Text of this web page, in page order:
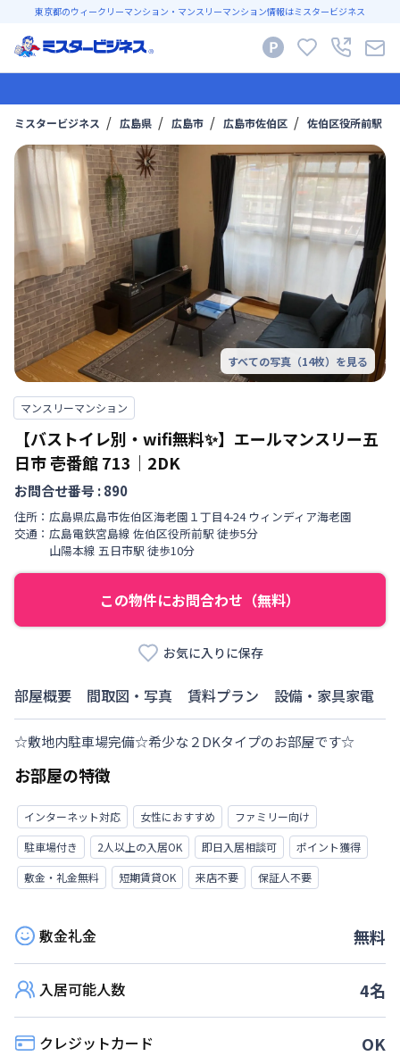
東京都のウィークリーマンション・マンスリーマンション情報はミスタービジネス
ミスタービジネス 広島県 広島市 広島市佐伯区 佐伯区役所前駅
すべての写真（14枚）を見る
マンスリーマンション
【バストイレ別・wifi無料✨】エールマンスリー五
日市 壱番館713 ｜ 2DK
お問合せ番号 :890
住所： 広島県広島市佐伯区海老園 １丁目4-24 ウィンディア海老園
交通： 広島電鉄宮島線 佐伯区役所前駅 徒歩5分
山陽本線 五日市駅 徒歩10分
この物件にお問合わせ（無料）
お気に入りに保存
部屋概要 間取図・写真 賃料プラン 設備・家具家電
☆敷地内駐車場完備☆希少な２DKタイプのお部屋です☆
お部屋の特徴
インターネット対応 女性におすすめ
ファミリー向け
駐車場付き
2人以上の入居OK 即日入居相談可
ポイント獲得
敷金・礼金無料
短期賃貸OK 来店不要 保証人不要
敷金礼金 無料
入居可能人数 4名
クレジットカード OK